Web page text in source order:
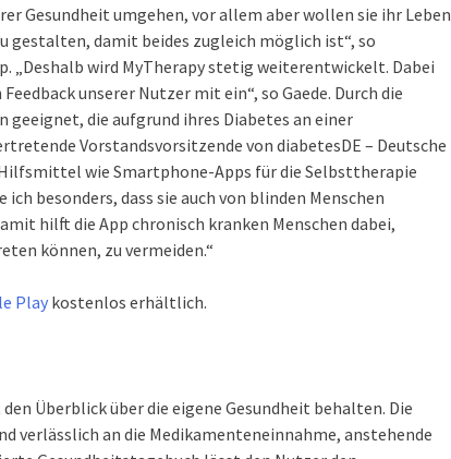
Gesundheit umgehen, vor allem aber wollen sie ihr Leben
gestalten, damit beides zugleich möglich ist“, so
„Deshalb wird MyTherapy stetig weiterentwickelt. Dabei
unserer Nutzer mit ein“, so Gaede. Durch die
geeignet, die aufgrund ihres Diabetes an einer
Vorstandsvorsitzende von diabetesDE – Deutsche
wie Smartphone-Apps für die Selbsttherapie
besonders, dass sie auch von blinden Menschen
hilft die App chronisch kranken Menschen dabei,
können, zu vermeiden.“
Play kostenlos erhältlich.
Überblick über die eigene Gesundheit behalten. Die
verlässlich an die Medikamenteneinnahme, anstehende